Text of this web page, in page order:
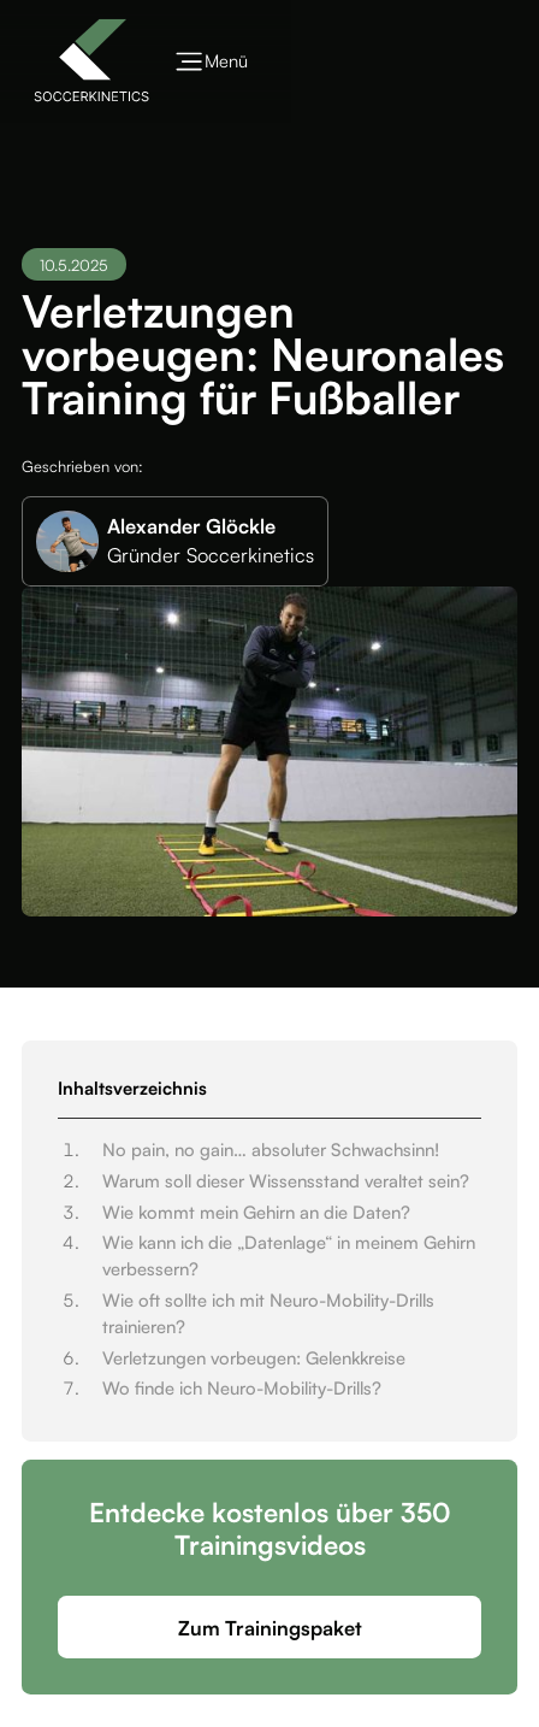
Menü
10.5.2025
Verletzungen
vorbeugen: Neuronales
Training für Fußballer
Geschrieben von:
Alexander Glöckle
Gründer Soccerkinetics
Inhaltsverzeichnis
No pain, no gain… absoluter Schwachsinn!
Warum soll dieser Wissensstand veraltet sein?
Wie kommt mein Gehirn an die Daten?
Wie kann ich die „Datenlage“ in meinem Gehirn
verbessern?
Wie oft sollte ich mit Neuro-Mobility-Drills
trainieren?
Verletzungen vorbeugen: Gelenkkreise
Wo finde ich Neuro-Mobility-Drills?
Entdecke kostenlos über 350
Trainingsvideos
Zum Trainingspaket